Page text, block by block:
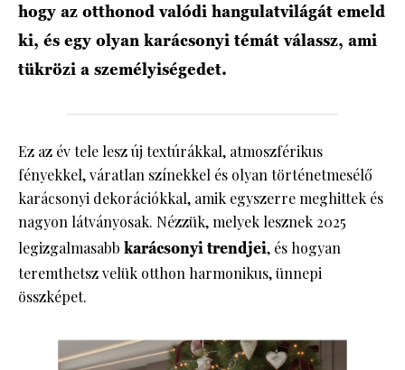
hogy az otthonod valódi hangulatvilágát emeld
ki, és egy olyan karácsonyi témát válassz, ami
tükrözi a személyiségedet.
Ez az év tele lesz új textúrákkal, atmoszférikus
fényekkel, váratlan színekkel és olyan történetmesélő
karácsonyi dekorációkkal, amik egyszerre meghittek és
nagyon látványosak. Nézzük, melyek lesznek 2025
legizgalmasabb karácsonyi trendjei, és hogyan
teremthetsz velük otthon harmonikus, ünnepi
összképet.